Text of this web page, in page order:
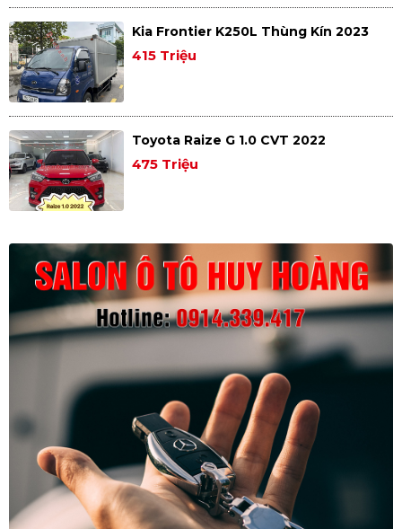
Kia Frontier K250L Thùng Kín 2023
415 Triệu
Toyota Raize G 1.0 CVT 2022
475 Triệu